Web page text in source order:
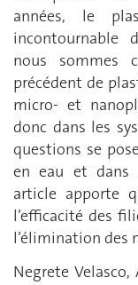
années, le
incontournable
nous sommes
précédent de
micro- et
donc dans les
questions se
en eau et dans
article apporte
l’efficacité des
l’élimination des
Negrete Velasco,